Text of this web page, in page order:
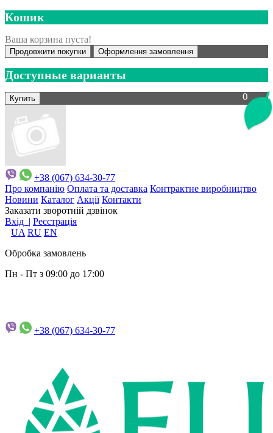
Кошик
Ваша корзина пуста!
Продовжити покупки Оформлення замовлення
0
Доступные варианты
+38 (067) 634-30-77
Про компанію Оплата та доставка Контрактне виробництво
Новини Каталог Акції Контакти
Заказати зворотній дзвінок
Вхід | Реєстрація
UA RU EN
Обробка замовлень
Пн - Пт з 09:00 до 17:00
+38 (067) 634-30-77